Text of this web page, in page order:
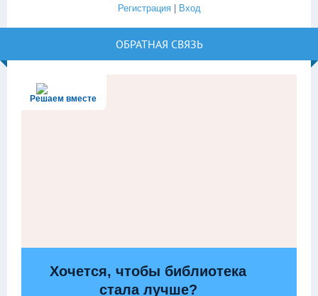
Регистрация| Вход
ОБРАТНАЯ СВЯЗЬ
Решаем вместе
Хочется, чтобы библиотека
стала лучше?